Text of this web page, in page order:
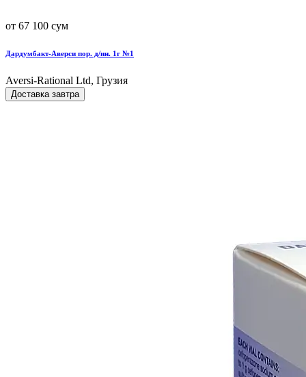
от 67 100 сум
Дардумбакт-Аверси пор. д/ин. 1г №1
Aversi-Rational Ltd, Грузия
Доставка завтра